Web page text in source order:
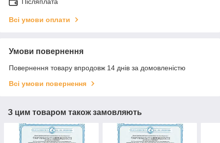
Післяплата
Всі умови оплати
Умови повернення
Повернення товару впродовж 14 днів за домовленістю
Всі умови повернення
З цим товаром також замовляють